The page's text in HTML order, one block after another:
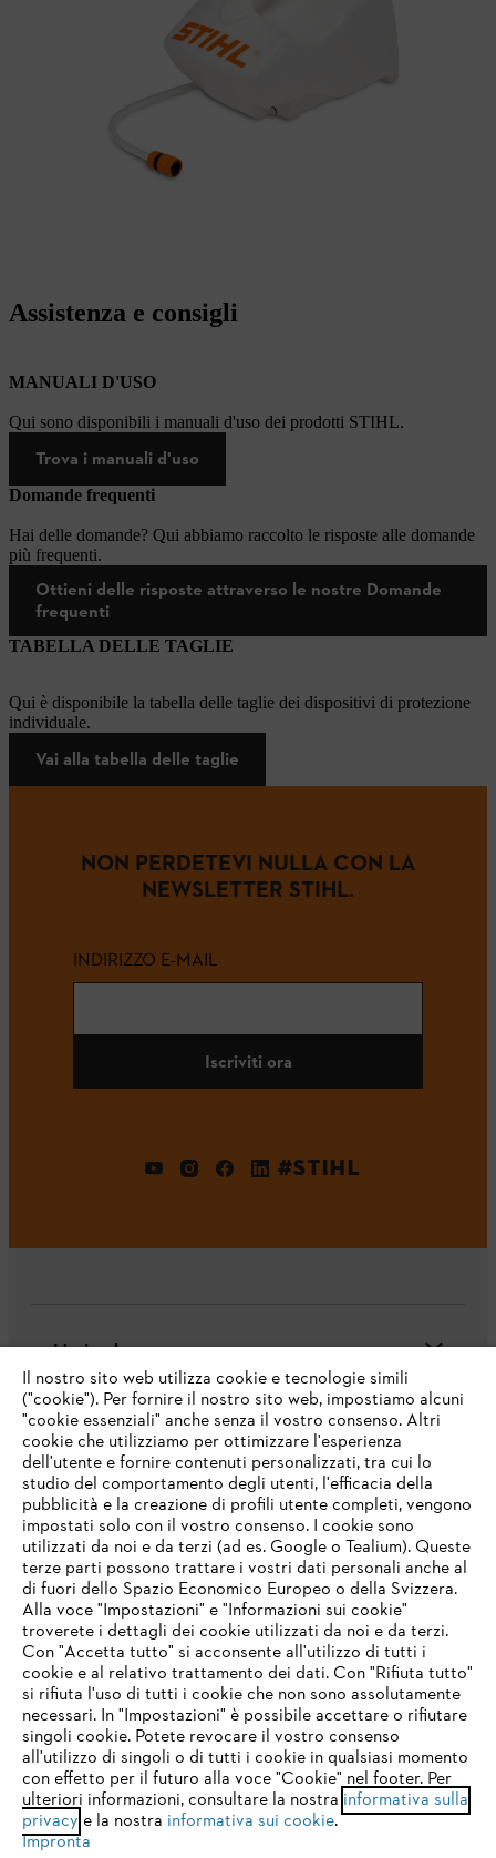
Assistenza e consigli
MANUALI D'USO
Qui sono disponibili i manuali d'uso dei prodotti STIHL.
Trova i manuali d'uso
Domande frequenti
Hai delle domande? Qui abbiamo raccolto le risposte alle domande
più frequenti.
Ottieni delle risposte attraverso le nostre Domande
frequenti
TABELLA DELLE TAGLIE
Qui è disponibile la tabella delle taglie dei dispositivi di protezione
individuale.
Vai alla tabella delle taglie
NON PERDETEVI NULLA CON LA
NEWSLETTER STIHL.
INDIRIZZO E-MAIL
Iscriviti ora
#STIHL
L'azienda
Domande frequenti
Assistenza
Protezione dati Nota legale Cookies
Informazioni legali
STIHL VERTRIEBS AG, 8617 Mönchaltorf
IHR BROWSER WIRD NICHT
UNTERSTÜTZT
Sie nutzen einen Browser, den wir noch nicht unterstützen. Für
eine optimale Nutzung unserer Seite empfehlen wir Ihnen, zu
einem der folgenden Browser zu wechseln:
firefox chrome
Il nostro sito web utilizza cookie e tecnologie simili
("cookie"). Per fornire il nostro sito web, impostiamo alcuni
"cookie essenziali" anche senza il vostro consenso. Altri
cookie che utilizziamo per ottimizzare l'esperienza
dell'utente e fornire contenuti personalizzati, tra cui lo
studio del comportamento degli utenti, l'efficacia della
pubblicità e la creazione di profili utente completi, vengono
impostati solo con il vostro consenso. I cookie sono
utilizzati da noi e da terzi (ad es. Google o Tealium). Queste
terze parti possono trattare i vostri dati personali anche al
di fuori dello Spazio Economico Europeo o della Svizzera.
Alla voce "Impostazioni" e "Informazioni sui cookie"
troverete i dettagli dei cookie utilizzati da noi e da terzi.
Con "Accetta tutto" si acconsente all'utilizzo di tutti i
cookie e al relativo trattamento dei dati. Con "Rifiuta tutto"
si rifiuta l'uso di tutti i cookie che non sono assolutamente
necessari. In "Impostazioni" è possibile accettare o rifiutare
singoli cookie. Potete revocare il vostro consenso
all'utilizzo di singoli o di tutti i cookie in qualsiasi momento
con effetto per il futuro alla voce "Cookie" nel footer. Per
ulteriori informazioni, consultare la nostra informativa sulla
privacy e la nostra informativa sui cookie.
Impronta